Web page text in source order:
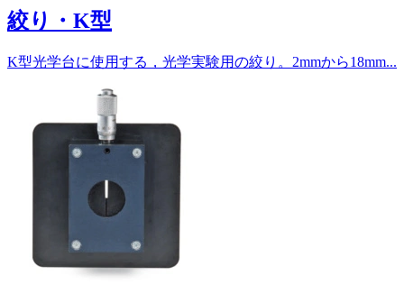
絞り・K型
K型光学台に使用する，光学実験用の絞り。2mmから18mm...